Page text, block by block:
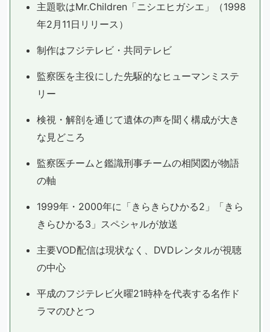
主題歌はMr.Children「ニシエヒガシエ」（1998
年2月11日リリース）
制作はフジテレビ・共同テレビ
監察医を主役にした先駆的なヒューマンミステ
リー
検視・解剖を通じて遺体の声を聞く構成が大き
な見どころ
監察医チームと鑑識刑事チームの相関図が物語
の軸
1999年・2000年に「きらきらひかる2」「きら
きらひかる3」スペシャルが放送
主要VOD配信は現状なく、DVDレンタルが視聴
の中心
平成のフジテレビ火曜21時枠を代表する名作ド
ラマのひとつ